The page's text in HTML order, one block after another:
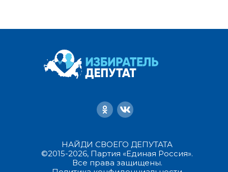
НАЙДИ СВОЕГО ДЕПУТАТА
©2015-2026, Партия «Единая Россия».
Все права защищены.